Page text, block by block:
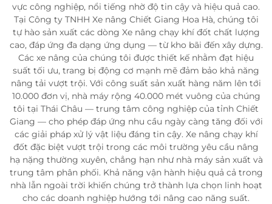
vực công nghiệp, nổi tiếng nhờ độ tin cậy và hiệu quả cao.
Tại Công ty TNHH Xe nâng Chiết Giang Hoa Hà, chúng tôi
tự hào sản xuất các dòng Xe nâng chạy khí đốt chất lượng
cao, đáp ứng đa dạng ứng dụng — từ kho bãi đến xây dựng.
Các xe nâng của chúng tôi được thiết kế nhằm đạt hiệu
suất tối ưu, trang bị động cơ mạnh mẽ đảm bảo khả năng
nâng tải vượt trội. Với công suất sản xuất hàng năm lên tới
10.000 đơn vị, nhà máy rộng 40.000 mét vuông của chúng
tôi tại Thái Châu — trung tâm công nghiệp của tỉnh Chiết
Giang — cho phép đáp ứng nhu cầu ngày càng tăng đối với
các giải pháp xử lý vật liệu đáng tin cậy. Xe nâng chạy khí
đốt đặc biệt vượt trội trong các môi trường yêu cầu nâng
hạ nặng thường xuyên, chẳng hạn như nhà máy sản xuất và
trung tâm phân phối. Khả năng vận hành hiệu quả cả trong
nhà lẫn ngoài trời khiến chúng trở thành lựa chọn linh hoạt
cho các doanh nghiệp hướng tới nâng cao năng suất.